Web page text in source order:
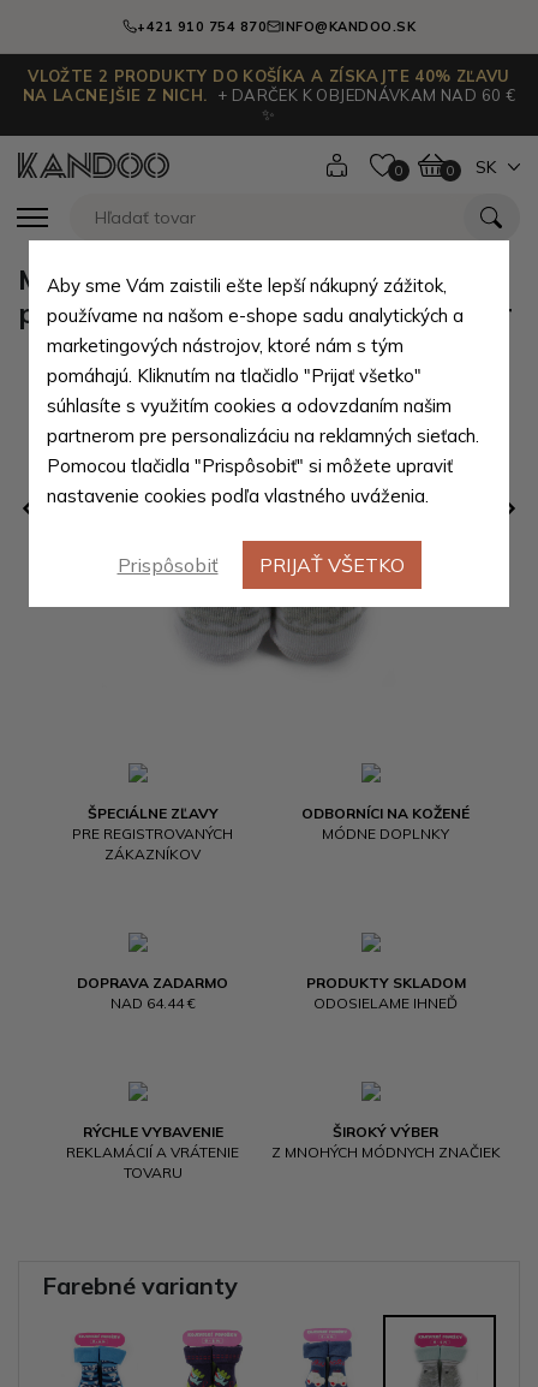
+421 910 754 870 INFO@KANDOO.SK
VLOŽTE 2 PRODUKTY DO KOŠÍKA A ZÍSKAJTE 40% ZĽAVU
NA LACNEJŠIE Z NICH.
+ DARČEK K OBJEDNÁVKAM NAD 60 €
✨
0 0 SK
ŠPECIÁLNE ZĽAVY
PRE REGISTROVANÝCH
ZÁKAZNÍKOV
ODBORNÍCI NA KOŽENÉ
MÓDNE DOPLNKY
DOPRAVA ZADARMO
NAD 64.44 €
PRODUKTY SKLADOM
ODOSIELAME IHNEĎ
RÝCHLE VYBAVENIE
REKLAMÁCIÍ A VRÁTENIE
TOVARU
ŠIROKÝ VÝBER
Z MNOHÝCH MÓDNYCH ZNAČIEK
Modrošedé chlapecké kojenecké
ponožky 0 - 6 měsíců Judita - 1 pár
Farebné varianty
Aby sme Vám zaistili ešte lepší nákupný zážitok,
používame na našom e-shope sadu analytických a
marketingových nástrojov, ktoré nám s tým
pomáhajú. Kliknutím na tlačidlo "Prijať všetko"
súhlasíte s využitím cookies a odovzdaním našim
partnerom pre personalizáciu na reklamných sieťach.
Pomocou tlačidla "Prispôsobiť" si môžete upraviť
nastavenie cookies podľa vlastného uváženia.
Prispôsobiť PRIJAŤ VŠETKO